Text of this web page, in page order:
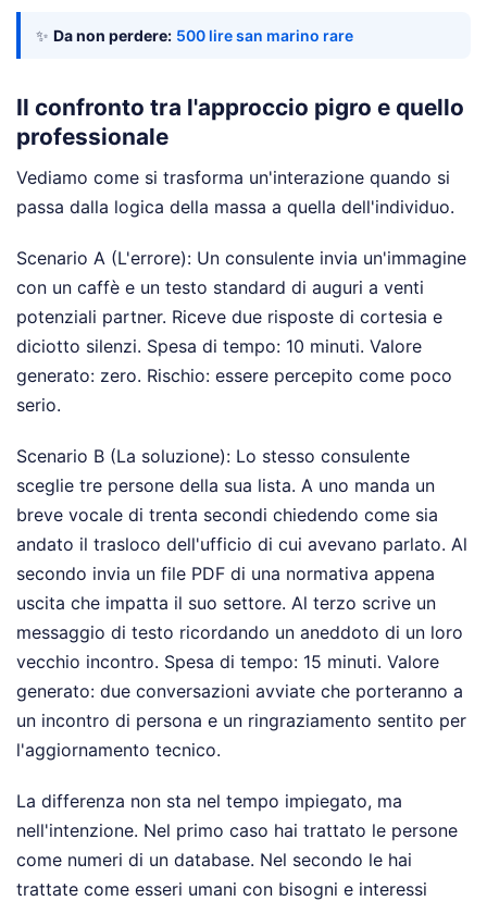
✨ Da non perdere: 500 lire san marino rare
Il confronto tra l'approccio pigro e quello
professionale
Vediamo come si trasforma un'interazione quando si
passa dalla logica della massa a quella dell'individuo.
Scenario A (L'errore): Un consulente invia un'immagine
con un caffè e un testo standard di auguri a venti
potenziali partner. Riceve due risposte di cortesia e
diciotto silenzi. Spesa di tempo: 10 minuti. Valore
generato: zero. Rischio: essere percepito come poco
serio.
Scenario B (La soluzione): Lo stesso consulente
sceglie tre persone della sua lista. A uno manda un
breve vocale di trenta secondi chiedendo come sia
andato il trasloco dell'ufficio di cui avevano parlato. Al
secondo invia un file PDF di una normativa appena
uscita che impatta il suo settore. Al terzo scrive un
messaggio di testo ricordando un aneddoto di un loro
vecchio incontro. Spesa di tempo: 15 minuti. Valore
generato: due conversazioni avviate che porteranno a
un incontro di persona e un ringraziamento sentito per
l'aggiornamento tecnico.
La differenza non sta nel tempo impiegato, ma
nell'intenzione. Nel primo caso hai trattato le persone
come numeri di un database. Nel secondo le hai
trattate come esseri umani con bisogni e interessi